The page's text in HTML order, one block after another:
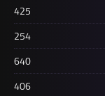
425
254
640
406